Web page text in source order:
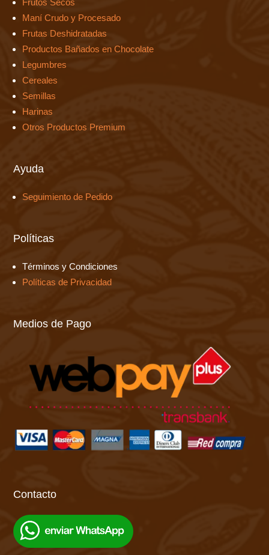
Maní Crudo y Procesado
Frutas Deshidratadas
Productos Bañados en Chocolate
Legumbres
Cereales
Semillas
Harinas
Otros Productos Premium
Ayuda
Seguimiento de Pedido
Políticas
Términos y Condiciones
Políticas de Privacidad
Medios de Pago
Contacto